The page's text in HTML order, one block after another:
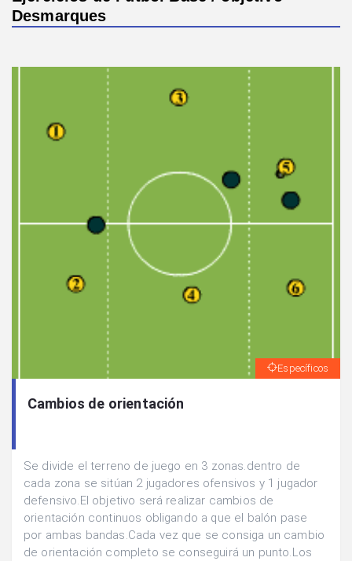
Desmarques
Específicos
Cambios de orientación
Se divide el terreno de juego en 3 zonas.dentro de
cada zona se sitúan 2 jugadores ofensivos y 1 jugador
defensivo.El objetivo será realizar cambios de
orientación continuos obligando a que el balón pase
por ambas bandas.Cada vez que se consiga un cambio
de orientación completo se conseguirá un punto.Los